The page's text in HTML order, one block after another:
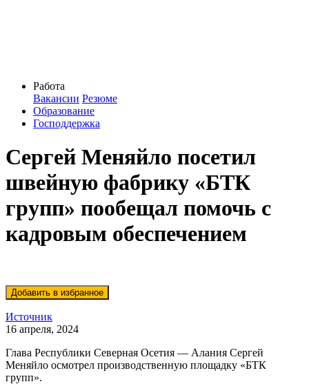
Работа
Вакансии Резюме
Образование
Господдержка
Сергей Меняйло посетил
швейную фабрику «БТК
групп» пообещал помочь с
кадровым обеспечением
Источник
16 апреля, 2024
Глава Республики Северная Осетия — Алания Сергей
Меняйло осмотрел производственную площадку «БТК
групп».